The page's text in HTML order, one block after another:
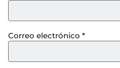
Correo electrónico *